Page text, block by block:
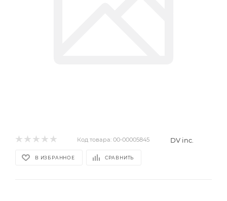
Код товара: 00-00005845 DV inc.
В ИЗБРАННОЕ СРАВНИТЬ